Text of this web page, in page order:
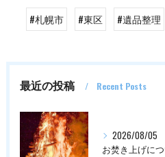
#札幌市 #東区 #遺品整理
最近の投稿 Recent Posts
2026/08/05
お焚き上げに